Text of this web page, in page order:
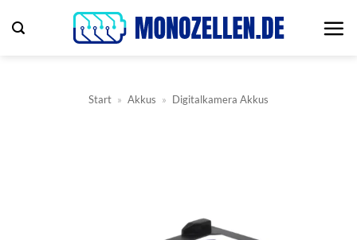
Inhalt
Start » Akkus » Digitalkamera Akkus